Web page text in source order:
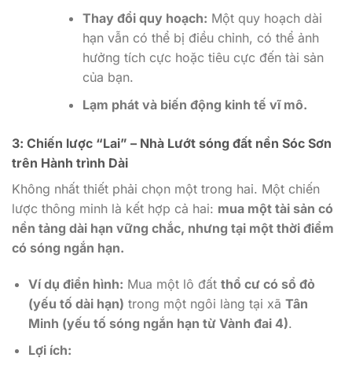
Thay đổi quy hoạch: Một quy hoạch dài
hạn vẫn có thể bị điều chỉnh, có thể ảnh
hưởng tích cực hoặc tiêu cực đến tài sản
của bạn.
Lạm phát và biến động kinh tế vĩ mô.
3: Chiến lược “Lai” – Nhà Lướt sóng đất nền Sóc Sơn
trên Hành trình Dài
Không nhất thiết phải chọn một trong hai. Một chiến
lược thông minh là kết hợp cả hai: mua một tài sản có
nền tảng dài hạn vững chắc, nhưng tại một thời điểm
có sóng ngắn hạn.
Ví dụ điển hình: Mua một lô đất thổ cư có sổ đỏ
(yếu tố dài hạn) trong một ngôi làng tại xã Tân
Minh (yếu tố sóng ngắn hạn từ Vành đai 4).
Lợi ích: